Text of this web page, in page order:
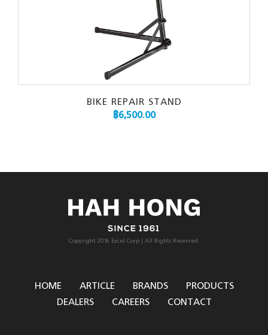
BIKE REPAIR STAND
฿6,500.00
Copyright 2016 Excel Corp | All Rights Reserved.
HOME ARTICLE BRANDS
PRODUCTS
DEALERS
CAREERS CONTACT